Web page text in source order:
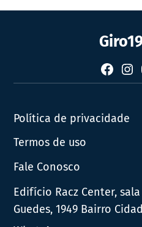
Política de privacidade
Termos de uso
Fale Conosco
Edifício Racz Center,
Guedes, 1949 Bairro